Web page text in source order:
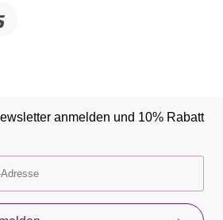
anmelden und 10% Rabatt